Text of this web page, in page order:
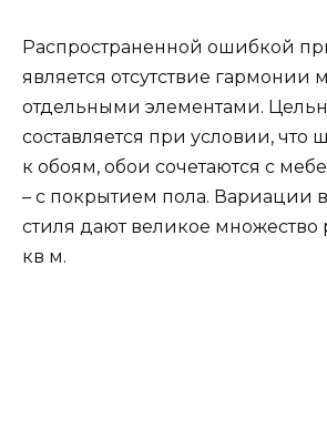
Распространенной ошибкой
является отсутствие гармонии
отдельными элементами.
составляется при условии, что
к обоям, обои сочетаются с
– с покрытием пола. Вариации
стиля дают великое
кв м.